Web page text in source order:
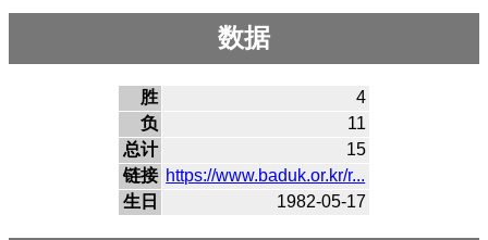
数据
胜
4
负
11
总计
15
链接 https://www.baduk.or.kr/r...
生日
1982-05-17